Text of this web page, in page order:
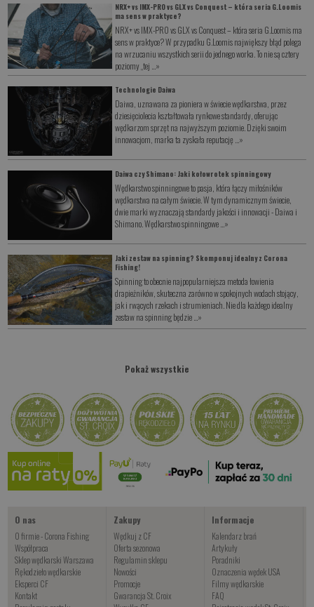
NRX+ vs IMX-PRO vs GLX vs Conquest – która seria G.Loomis
ma sens w praktyce?
NRX+ vs IMX-PRO vs GLX vs Conquest – która seria G.Loomis ma
sens w praktyce? W przypadku G.Loomis największy błąd polega
na wrzucaniu wszystkich serii do jednego worka. To nie są cztery
poziomy „tej ... »
Technologie Daiwa
Daiwa, uznawana za pioniera w świecie wędkarstwa, przez
dziesięciolecia kształtowała rynkowe standardy, oferując
wędkarzom sprzęt na najwyższym poziomie. Dzięki swoim
innowacjom, marka ta zyskała reputację ... »
Daiwa czy Shimano: Jaki kołowrotek spinningowy
Wędkarstwo spinningowe to pasja, która łączy miłośników
wędkarstwa na całym świecie. W tym dynamicznym świecie,
dwie marki wyznaczają standardy jakości i innowacji - Daiwa i
Shimano. Wędkarstwo spinningowe ... »
Jaki zestaw na spinning? Skomponuj idealny z Corona
Fishing!
Spinning to obecnie najpopularniejsza metoda łowienia
drapieżników, skuteczna zarówno w spokojnych wodach stojący,
jak i rwących rzekach i strumieniach. Nie dla każdego idealny
zestaw na spinning będzie ... »
Pokaż wszystkie
O nas
O firmie - Corona Fishing
Współpraca
Sklep wędkarski Warszawa
Rękodzieło wędkarskie
Eksperci CF
Kontakt
Zakupy
Wędkuj z CF
Oferta sezonowa
Regulamin sklepu
Nowości
Promocje
Gwarancja St. Croix
Informacje
Kalendarz brań
Artykuły
Poradniki
Oznaczenia wędek USA
Filmy wędkarskie
FAQ